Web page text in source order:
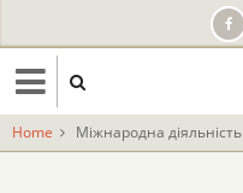
to
main
content
Home Міжнародна діяльність